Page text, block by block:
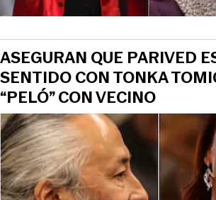
ASEGURAN QUE PARIVED
SENTIDO CON TONKA
“PELÓ” CON VECINO